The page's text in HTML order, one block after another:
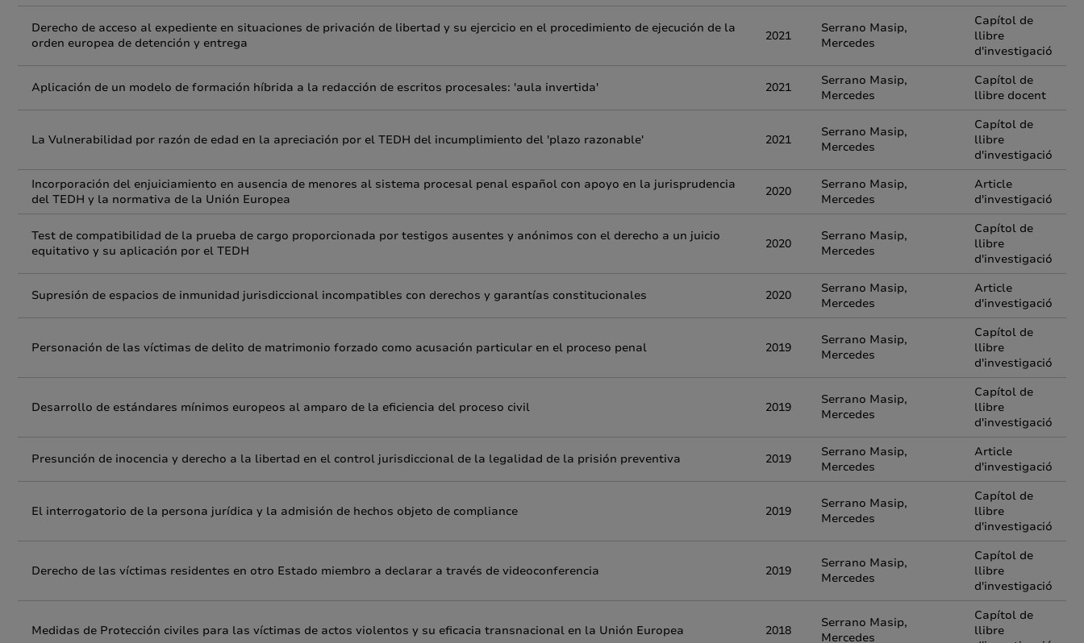
Derecho de acceso al expediente en situaciones de privación de libertad y su ejercicio en el procedimiento de ejecución de la
orden europea de detención y entrega
2021
Serrano Masip,
Mercedes
Capítol de
llibre
d'investigació
Aplicación de un modelo de formación híbrida a la redacción de escritos procesales: 'aula invertida' 2021
Serrano Masip,
Mercedes
Capítol de
llibre docent
La Vulnerabilidad por razón de edad en la apreciación por el TEDH del incumplimiento del 'plazo razonable' 2021
Serrano Masip,
Mercedes
Capítol de
llibre
d'investigació
Incorporación del enjuiciamiento en ausencia de menores al sistema procesal penal español con apoyo en la jurisprudencia
del TEDH y la normativa de la Unión Europea
2020
Serrano Masip,
Mercedes
Article
d'investigació
Test de compatibilidad de la prueba de cargo proporcionada por testigos ausentes y anónimos con el derecho a un juicio
equitativo y su aplicación por el TEDH
2020
Serrano Masip,
Mercedes
Capítol de
llibre
d'investigació
Supresión de espacios de inmunidad jurisdiccional incompatibles con derechos y garantías constitucionales 2020
Serrano Masip,
Mercedes
Article
d'investigació
Personación de las víctimas de delito de matrimonio forzado como acusación particular en el proceso penal 2019
Serrano Masip,
Mercedes
Capítol de
llibre
d'investigació
Desarrollo de estándares mínimos europeos al amparo de la eficiencia del proceso civil 2019
Serrano Masip,
Mercedes
Capítol de
llibre
d'investigació
Presunción de inocencia y derecho a la libertad en el control jurisdiccional de la legalidad de la prisión preventiva 2019
Serrano Masip,
Mercedes
Article
d'investigació
El interrogatorio de la persona jurídica y la admisión de hechos objeto de compliance 2019
Serrano Masip,
Mercedes
Capítol de
llibre
d'investigació
Derecho de las víctimas residentes en otro Estado miembro a declarar a través de videoconferencia 2019
Serrano Masip,
Mercedes
Capítol de
llibre
d'investigació
Medidas de Protección civiles para las víctimas de actos violentos y su eficacia transnacional en la Unión Europea 2018
Serrano Masip,
Mercedes
Capítol de
llibre